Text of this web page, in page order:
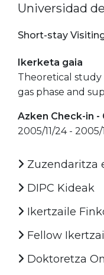
Universidad
Short-stay
Ikerketa gaia
Theoretical study
gas phase and
Azken Check-in
2005/11/24 - 2005/
Zuzendaritza
DIPC Kideak
Ikertzaile
Fellow
Doktoretza